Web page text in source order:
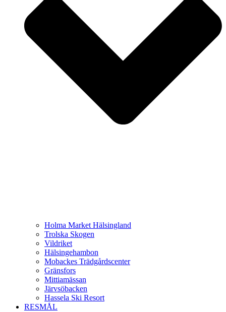
Holma Market Hälsingland
Trolska Skogen
Vildriket
Hälsingehambon
Mobackes Trädgårdscenter
Gränsfors
Mittiamässan
Järvsöbacken
Hassela Ski Resort
RESMÅL